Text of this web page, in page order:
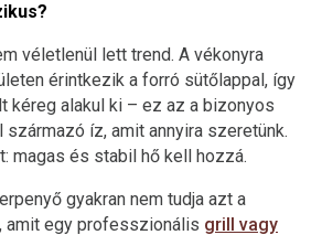
véletlenül lett trend. A vékonyra
érintkezik a forró sütőlappal, így
kéreg alakul ki – ez az a bizonyos
származó íz, amit annyira szeretünk.
magas és stabil hő kell hozzá.
gyakran nem tudja azt a
amit egy professzionális grill vagy